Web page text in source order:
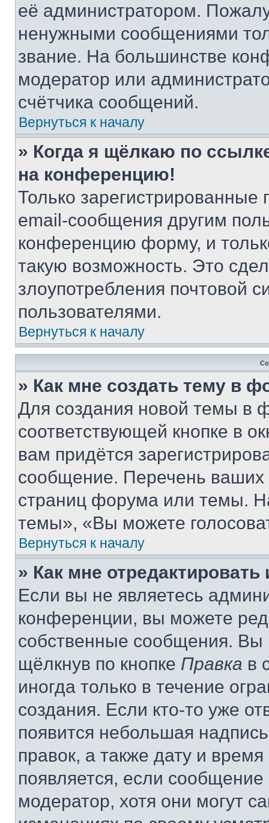
её администратором.
ненужными сообщениями
звание. На большинстве
модератор или
счётчика сообщений.
Вернуться к началу
» Когда я щёлкаю по
на конференцию!
Только зарегистрированные
email-сообщения другим
конференцию форму, и
такую возможность. Это
злоупотребления почтовой
пользователями.
Вернуться к началу
» Как мне создать тему в
Для создания новой темы в
соответствующей кнопке в
вам придётся
сообщение. Перечень ваших
страниц форума или темы.
темы», «Вы можете
Вернуться к началу
» Как мне
Если вы не являетесь
конференции, вы можете
собственные сообщения. Вы
щёлкнув по кнопке Правка в
иногда только в течение
создания. Если кто-то уже
появится небольшая
правок, а также дату и
появляется, если
модератор, хотя они могут